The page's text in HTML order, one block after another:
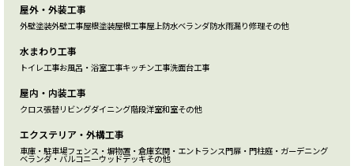
屋外・外装工事
外壁塗装外壁工事屋根塗装屋根工事屋上防水ベランダ防水雨漏り修理その他
水まわり工事
トイレ工事お風呂・浴室工事キッチン工事洗面台工事
屋内・内装工事
クロス張替リビングダイニング階段洋室和室その他
エクステリア・外構工事
車庫・駐車場フェンス・塀物置・倉庫玄関・エントランス門扉・門柱庭・ガーデニング
ベランダ・バルコニーウッドデッキその他